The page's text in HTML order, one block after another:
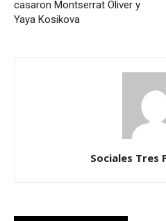
casaron Montserrat Oliver y
Yaya Kosikova
Sociales Tres